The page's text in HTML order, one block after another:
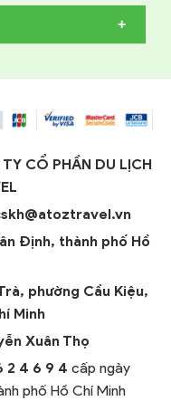
CỔ PHẦN DU LỊCH
Định, thành phố Hồ
phường Cầu Kiệu,
Minh
Xuân Thọ
2 4 6 9 4 cấp ngày
phố Hồ Chí Minh